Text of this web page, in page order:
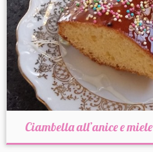
Ciambella all’anice e miele